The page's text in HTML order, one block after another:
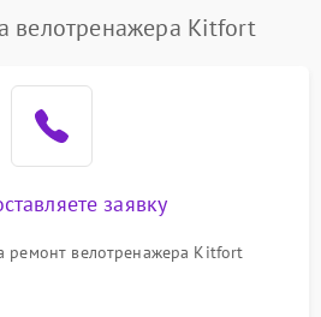
велотренажера Kitfort
заявку
ремонт велотренажера Kitfort